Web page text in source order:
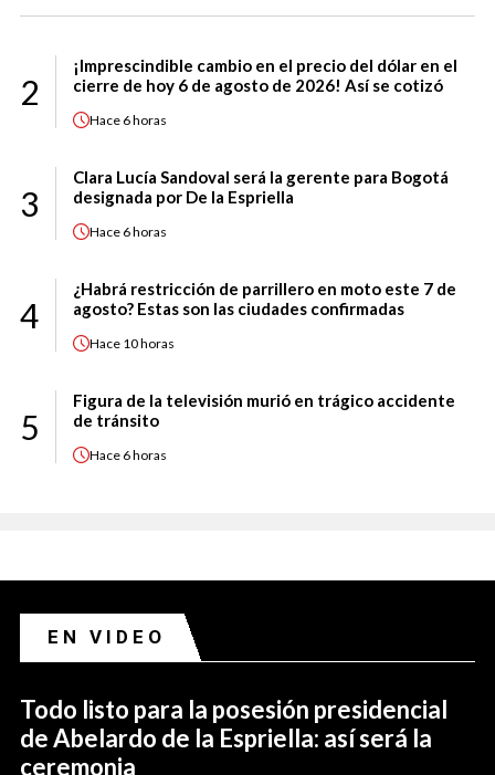
2
¡Imprescindible cambio en el precio del dólar en el
cierre de hoy 6 de agosto de 2026! Así se cotizó
Hace 6 horas
3
Clara Lucía Sandoval será la gerente para Bogotá
designada por De la Espriella
Hace 6 horas
4
¿Habrá restricción de parrillero en moto este 7 de
agosto? Estas son las ciudades confirmadas
Hace 10 horas
5
Figura de la televisión murió en trágico accidente
de tránsito
Hace 6 horas
EN VIDEO
Todo listo para la posesión presidencial
de Abelardo de la Espriella: así será la
ceremonia